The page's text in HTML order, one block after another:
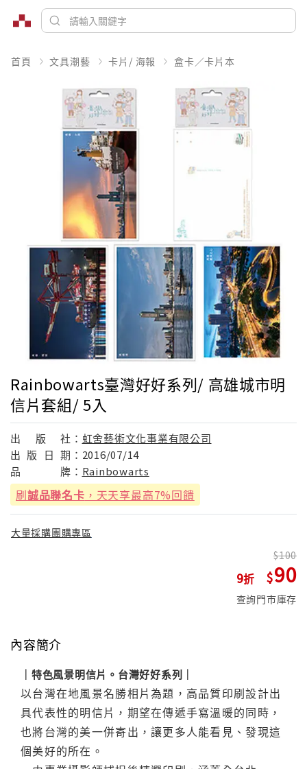
首頁 文具潮藝 卡片/ 海報 盒卡／卡片本
Rainbowarts臺灣好好系列/ 高雄城市明
信片套組/ 5入
出 版 社： 虹舍藝術文化事業有限公司
出 版 日 期： 2016/07/14
品
牌： Rainbowarts
刷誠品聯名卡 ，天天享最高7%回饋
大量採購團購專區
9
100
90
查詢門市庫存
內容簡介
｜特色風景明信片。台灣好好系列｜
以台灣在地風景名勝相片為題，高品質印刷設計出
具代表性的明信片，期望在傳遞手寫溫暖的同時，
也將台灣的美一併寄出，讓更多人能看見、發現這
個美好的所在。